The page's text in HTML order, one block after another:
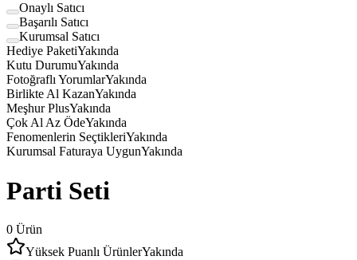
Onaylı Satıcı
Başarılı Satıcı
Kurumsal Satıcı
Hediye PaketiYakında
Kutu DurumuYakında
Fotoğraflı YorumlarYakında
Birlikte Al KazanYakında
Meşhur PlusYakında
Çok Al Az ÖdeYakında
Fenomenlerin SeçtikleriYakında
Kurumsal Faturaya UygunYakında
Parti Seti
0 Ürün
Yüksek Puanlı ÜrünlerYakında